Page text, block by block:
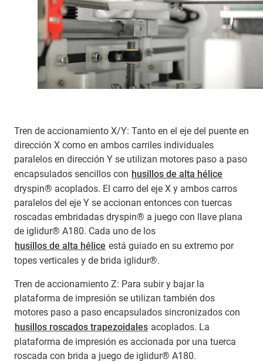
Tren de accionamiento X/Y: Tanto en el eje del puente en
dirección X como en ambos carriles individuales
paralelos en dirección Y se utilizan motores paso a paso
encapsulados sencillos con husillos de alta hélice
dryspin® acoplados. El carro del eje X y ambos carros
paralelos del eje Y se accionan entonces con tuercas
roscadas embridadas dryspin® a juego con llave plana
de iglidur® A180. Cada uno de los
husillos de alta hélice está guiado en su extremo por
topes verticales y de brida iglidur®.
Tren de accionamiento Z: Para subir y bajar la
plataforma de impresión se utilizan también dos
motores paso a paso encapsulados sincronizados con
husillos roscados trapezoidales acoplados. La
plataforma de impresión es accionada por una tuerca
roscada con brida a juego de iglidur® A180.